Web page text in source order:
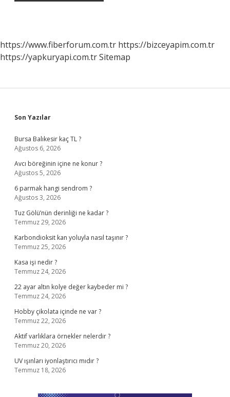
https://www.fiberforum.com.tr https://bizceyapim.com.tr
https://yapkuryapi.com.trSitemap
Sidebar
Son Yazılar
Bursa Balıkesir kaç TL ?
Ağustos 6, 2026
Avcı böreğinin içine ne konur ?
Ağustos 5, 2026
6 parmak hangi sendrom ?
Ağustos 3, 2026
Tuz Gölü’nün derinliği ne kadar ?
Temmuz 29, 2026
Karbondioksit kan yoluyla nasıl taşınır ?
Temmuz 25, 2026
Kasa işi nedir ?
Temmuz 24, 2026
22 ayar altın kolye değer kaybeder mi ?
Temmuz 24, 2026
Hobby çikolata içinde ne var ?
Temmuz 22, 2026
Aktif varlıklara örnekler nelerdir ?
Temmuz 20, 2026
UV ışınları iyonlaştırıcı mıdır ?
Temmuz 18, 2026